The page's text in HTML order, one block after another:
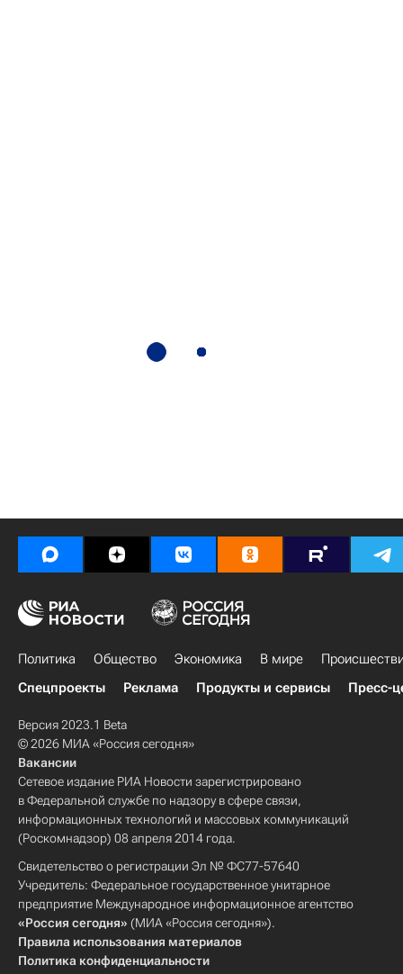
Политика Общество Экономика В мире
Спецпроекты
Реклама Продукты и сервисы Пресс-
Версия 2023.1 Beta
© 2026 МИА «Россия сегодня»
Вакансии
Сетевое издание РИА Новости зарегистрировано
в Федеральной службе по надзору в сфере связи,
информационных технологий и массовых коммуникаций
(Роскомнадзор) 08 апреля 2014 года.
Свидетельство о регистрации Эл № ФС77-57640
Учредитель: Федеральное государственное унитарное
предприятие Международное информационное агентство
«Россия сегодня» (МИА «Россия сегодня»).
Правила использования материалов
Политика конфиденциальности